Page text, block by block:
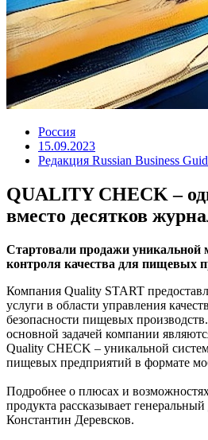
Россия
15.09.2023
Редакция Russian Business
QUALITY CHECK –
вместо десятков
Стартовали продажи уникальной
контроля качества для пищевых
Компания Quality START
услуги в области управления
безопасности пищевых
основной задачей компании
Quality CHECK – уникальной
пищевых предприятий в формате
Подробнее о плюсах и
продукта рассказывает
Константин Деревсков.